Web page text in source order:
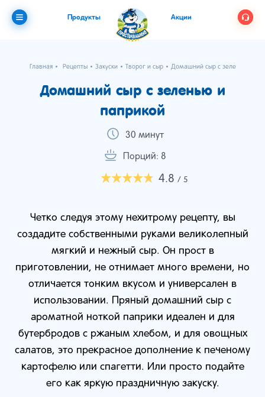
Продукты Акции
Главная Рецепты Закуски Творог и сыр Домашний сыр с зеленью и
Домашний сыр с зеленью и
паприкой
30 минут
Порций: 8
4.8 / 5
Четко следуя этому нехитрому рецепту, вы
создадите собственными руками великолепный
мягкий и нежный сыр. Он прост в
приготовлении, не отнимает много времени, но
отличается тонким вкусом и универсален в
использовании. Пряный домашний сыр с
ароматной ноткой паприки идеален и для
бутербродов с ржаным хлебом, и для овощных
салатов, это прекрасное дополнение к печеному
картофелю или спагетти. Или просто подайте
его как яркую праздничную закуску.